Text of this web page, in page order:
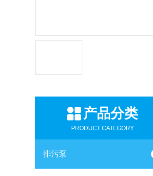
产品分类
PRODUCT CATEGORY
排污泵